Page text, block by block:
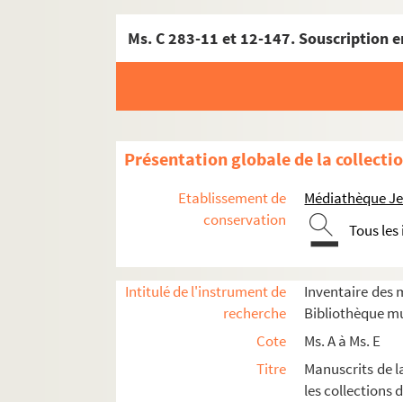
Ms. C 283-11 et 12-147. Souscription
Présentation globale de la
Etablissement de
conservation
Médiathèque
Tous
Intitulé de l'instrument de
recherche
Inventaire des
Bibliothèque
Cote
Ms. A à Ms. E
Titre
Manuscrits de
les collections
Ms. C 283-6. Carton n°6 : Affaires
Ms. C 283-7. Carton n°7 : Belgique
Ms. C 283-10. Carton n°10 : Divers
Ms. C 283-11 et 12. Carton n°11 et 12 :
Ms. C 283-11 et 12-135. Divers
Ms. C 283-11 et 12-136. Siège de
Ms. C 283-11 et 12-137. Notes
Ms. C 283-11 et 12-138. Dessins
Ms. C 283-11 et 12-139. Divers
Ms. C 283-11 et 12-140. Histoire la
Ms. C 283-11 et 12-141. Divers